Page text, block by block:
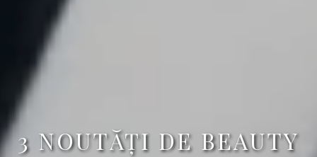
3 NOUTĂŢI DE BEAUTY